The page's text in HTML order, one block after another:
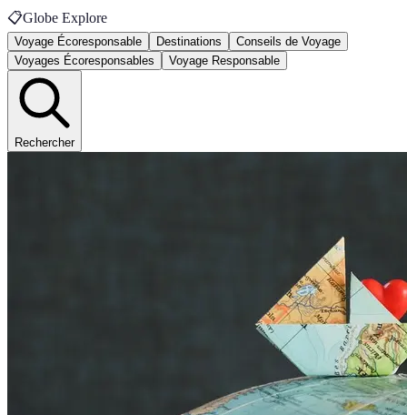
📋Globe Explore
Voyage Écoresponsable Destinations
Conseils de Voyage
Voyages Écoresponsables
Voyage Responsable
Rechercher